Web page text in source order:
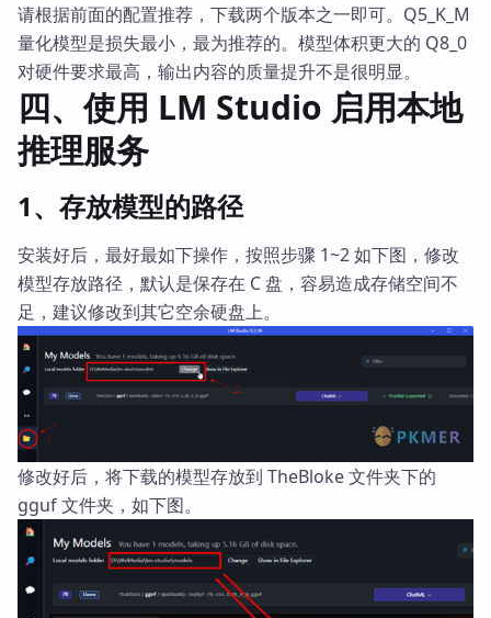
请根据前面的配置推荐，下载两个版本之一即可。Q5_K_M
量化模型是损失最小，最为推荐的。模型体积更大的 Q8_0
对硬件要求最高，输出内容的质量提升不是很明显。
四、使用 LM Studio 启用本地
推理服务
1、存放模型的路径
安装好后，最好最如下操作，按照步骤 1~2 如下图，修改
模型存放路径，默认是保存在 C 盘，容易造成存储空间不
足，建议修改到其它空余硬盘上。
修改好后，将下载的模型存放到 TheBloke 文件夹下的
gguf 文件夹，如下图。